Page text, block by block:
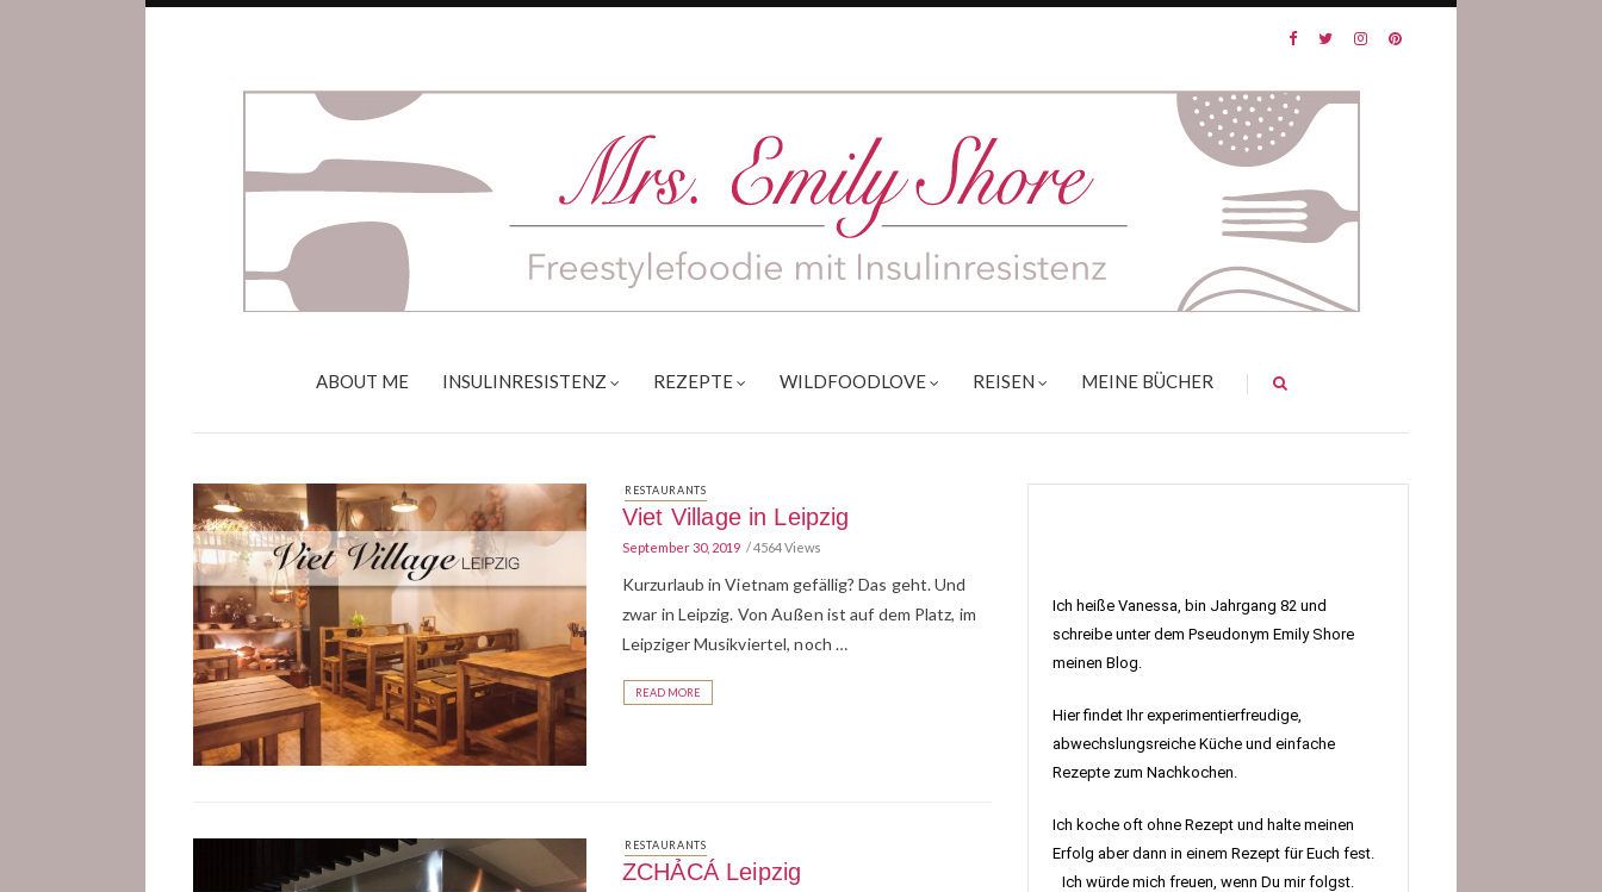
ABOUT ME INSULINRESISTENZ REZEPTE WILDFOODLOVE REISEN MEINE BÜCHER
RESTAURANTS
Viet Village in Leipzig
September 30, 2019 4564 Views
Kurzurlaub in Vietnam gefällig? Das geht. Und
zwar in Leipzig. Von Außen ist auf dem Platz, im
Leipziger Musikviertel, noch …
READ MORE
RESTAURANTS
ZCHẢCÁ Leipzig
Ich heiße Vanessa, bin Jahrgang 82 und
schreibe unter dem Pseudonym Emily Shore
meinen Blog.
Hier findet Ihr experimentierfreudige,
abwechslungsreiche Küche und einfache
Rezepte zum Nachkochen.
Ich koche oft ohne Rezept und halte meinen
Erfolg aber dann in einem Rezept für Euch fest.
Ich würde mich freuen, wenn Du mir folgst.